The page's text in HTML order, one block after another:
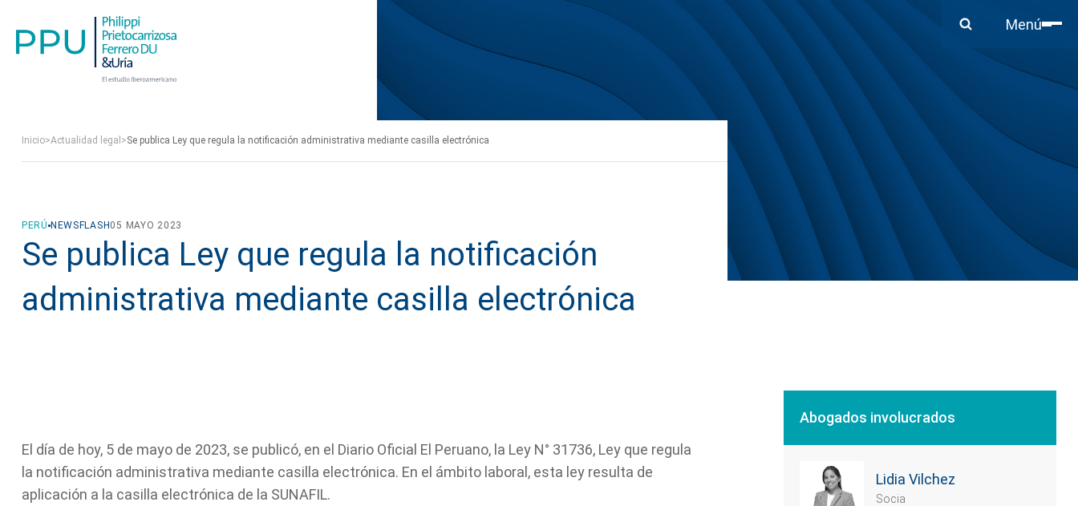
Menú
Cerrar
Inicio>Actualidad legal >Se publica Ley que regula la notificación administrativa mediante casilla electrónica
PERÚ NEWSFLASH 05 MAYO 2023
Se publica Ley que regula la notificación
administrativa mediante casilla electrónica
El día de hoy, 5 de mayo de 2023, se publicó, en el Diario Oficial El Peruano, la Ley N° 31736, Ley que regula
la notificación administrativa mediante casilla electrónica. En el ámbito laboral, esta ley resulta de
aplicación a la casilla electrónica de la SUNAFIL.
Abogados involucrados
Lidia Vilchez
Socia